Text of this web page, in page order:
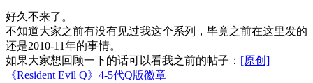
好久不来了。
不知道大家之前有没有见过我这个系列，毕竟之前在这里发的
还是2010-11年的事情。
如果大家想回顾一下的话可以看我之前的帖子： [原创]
《Resident Evil Q》4-5代Q版徽章